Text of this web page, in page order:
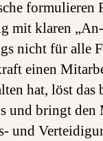
formulieren
mit klaren
nicht für alle
einen
hat, löst
und bringt
und